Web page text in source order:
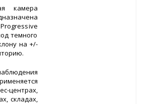
камера
темного
на +/-
центрах,
складах,